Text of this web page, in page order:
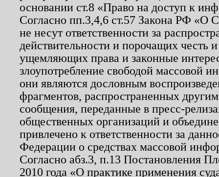
основании ст.8 «Право на доступ к
Согласно пп.3,4,6 ст.57 Закона РФ «О
не несут ответственности за
действительности и порочащих честь
ущемляющих права и законные
злоупотребление свободой массовой
они являются дословным
фрагментов, распространенных
сообщения, переданные в пресс-
общественных организаций и
привлечено к ответственности за
Федерации о средствах массовой
Согласно абз.3, п.13 Постановления
2010 года «О практике применения